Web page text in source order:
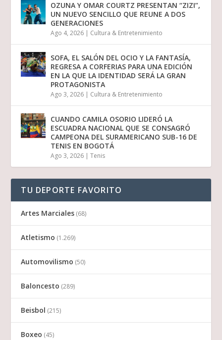
OZUNA Y OMAR COURTZ PRESENTAN “ZIZI”,
UN NUEVO SENCILLO QUE REUNE A DOS
GENERACIONES
Ago 4, 2026 | Cultura & Entretenimiento
SOFA, EL SALÓN DEL OCIO Y LA FANTASÍA,
REGRESA A CORFERIAS PARA UNA EDICIÓN
EN LA QUE LA IDENTIDAD SERÁ LA GRAN
PROTAGONISTA
Ago 3, 2026 | Cultura & Entretenimiento
CUANDO CAMILA OSORIO LIDERÓ LA
ESCUADRA NACIONAL QUE SE CONSAGRÓ
CAMPEONA DEL SURAMERICANO SUB-16 DE
TENIS EN BOGOTÁ
Ago 3, 2026 |Tenis
TU DEPORTE FAVORITO
Artes Marciales (68)
Atletismo (1.269)
Automovilismo (50)
Baloncesto (289)
Beisbol (215)
Boxeo (45)